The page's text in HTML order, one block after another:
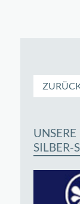
UNSERE
SILBER-